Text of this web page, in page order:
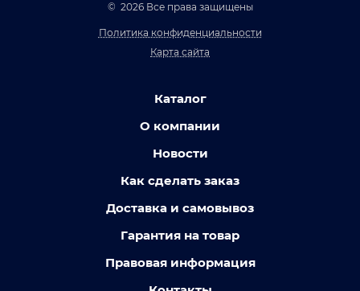
© 2026 Все права защищены
Политика конфиденциальности
Карта сайта
Каталог
О компании
Новости
Как сделать заказ
Доставка и самовывоз
Гарантия на товар
Правовая информация